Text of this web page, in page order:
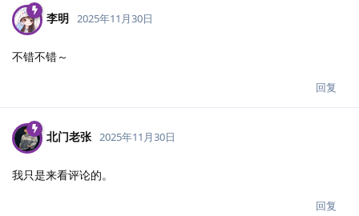
李明 2025年11月30日
不错不错～
回复
北门老张 2025年11月30日
我只是来看评论的。
回复